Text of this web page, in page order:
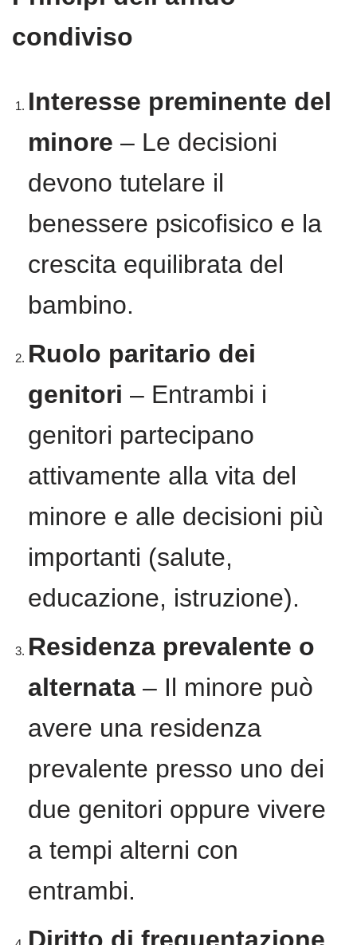
condiviso
Interesse preminente del
minore – Le decisioni
devono tutelare il
benessere psicofisico e la
crescita equilibrata del
bambino.
Ruolo paritario dei
genitori – Entrambi i
genitori partecipano
attivamente alla vita del
minore e alle decisioni più
importanti (salute,
educazione, istruzione).
Residenza prevalente o
alternata – Il minore può
avere una residenza
prevalente presso uno dei
due genitori oppure vivere
a tempi alterni con
entrambi.